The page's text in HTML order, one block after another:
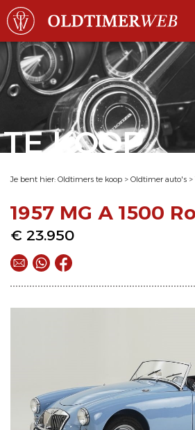
TE KOOP
Je bent hier: Oldtimers te koop > Oldtimer auto's >
1957 MG A 1500
€ 23.950